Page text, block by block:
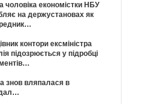
чоловіка економістки НБУ
на держустановах як
контори ексміністра
підозрюється у підробці
знов вляпалася в